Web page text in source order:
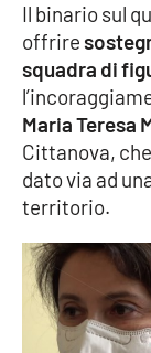
Le perfidie
Venti di
STREAMING
LaC TV
LaC Network
LaC OnAir
Il binario sul
offrire
squadra di
Maria Teresa
Cittanova,
dato via ad
territorio.